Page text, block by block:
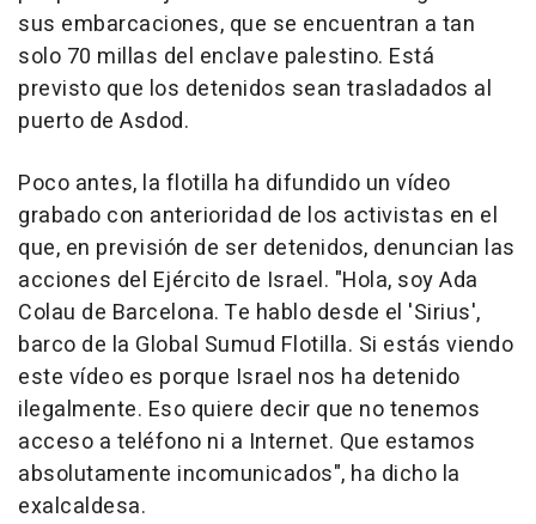
sus embarcaciones, que se encuentran a tan
solo 70 millas del enclave palestino. Está
previsto que los detenidos sean trasladados al
puerto de Asdod.
Poco antes, la flotilla ha difundido un vídeo
grabado con anterioridad de los activistas en el
que, en previsión de ser detenidos, denuncian las
acciones del Ejército de Israel. "Hola, soy Ada
Colau de Barcelona. Te hablo desde el 'Sirius',
barco de la Global Sumud Flotilla. Si estás viendo
este vídeo es porque Israel nos ha detenido
ilegalmente. Eso quiere decir que no tenemos
acceso a teléfono ni a Internet. Que estamos
absolutamente incomunicados", ha dicho la
exalcaldesa.